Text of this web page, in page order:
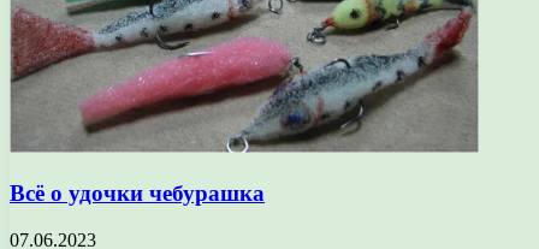
Всё о удочки чебурашка
07.06.2023